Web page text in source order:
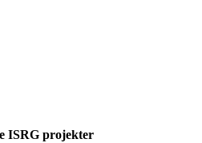
ISRG projekter